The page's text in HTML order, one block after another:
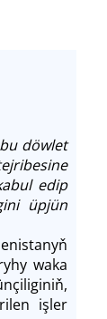
döwlet
edip
üpjün
waka
işler